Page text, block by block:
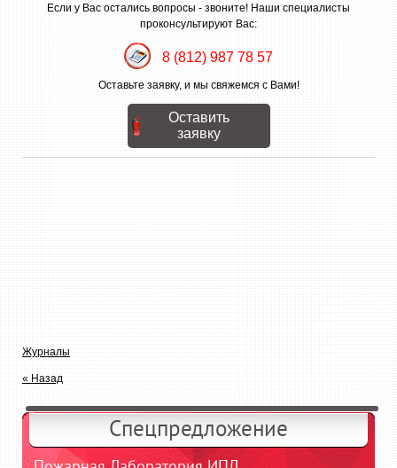
Если у Вас остались вопросы - звоните! Наши специалисты
проконсультируют Вас:
8 (812) 987 78 57
Оставьте заявку, и мы свяжемся с Вами!
Оставить
заявку
Журналы
« Назад
Спецпредложение